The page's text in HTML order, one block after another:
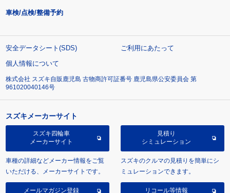
車検/点検/整備予約
安全データシート(SDS)
ご利用にあたって
個人情報について
株式会社 スズキ自販鹿児島 古物商許可証番号 鹿児島県公安委員会 第
961020040146号
スズキメーカーサイト
スズキ四輪車
メーカーサイト
車種の詳細などメーカー情報をご覧
いただける、メーカーサイトです。
見積り
シミュレーション
スズキのクルマの見積りを簡単にシ
ミュレーションできます。
メールマガジン登録 リコール等情報